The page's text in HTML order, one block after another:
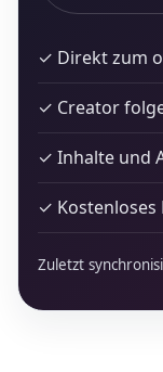
✓ Direkt zum
✓ Creator
✓ Inhalte und
✓
Zuletzt